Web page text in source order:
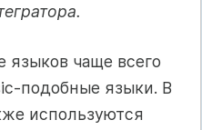
языков чаще всего
подобные языки. В
используются